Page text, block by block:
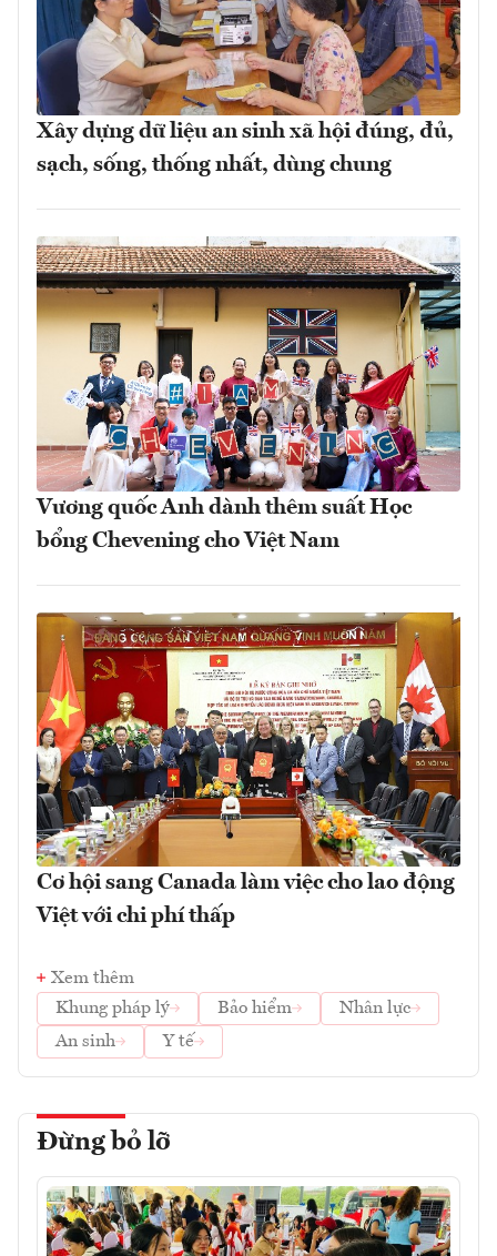
Xây dựng dữ liệu an sinh xã hội đúng, đủ,
sạch, sống, thống nhất, dùng chung
Vương quốc Anh dành thêm suất Học
bổng Chevening cho Việt Nam
Cơ hội sang Canada làm việc cho lao động
Việt với chi phí thấp
Xem thêm
Khung pháp lý
Bảo hiểm
Nhân lực
An sinh
Y tế
Đừng bỏ lỡ